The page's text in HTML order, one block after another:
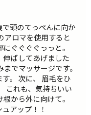
頭のてっぺんに向か
アロマを使用すると
ぐぐぐぐっっと。
伸ばしてあげました
でマッサージです。
。 次に、 眉毛をひ
これも、気持ちいい
から外に向けて。
アップ！！